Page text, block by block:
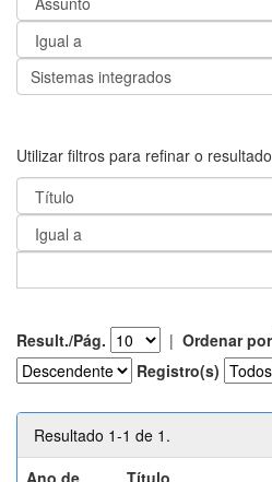
Utilizar filtros para refinar o
Result./Pág. | Ordenar por
Registro(s)
Resultado 1-1 de 1.
Ano de
Título